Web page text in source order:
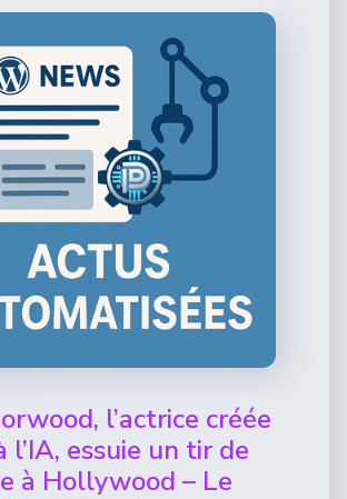
l’actrice créée
l’IA, essuie un tir de
à Hollywood – Le